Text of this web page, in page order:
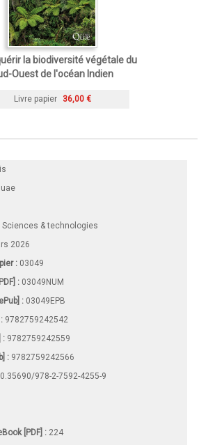
la biodiversité végétale du
Ouest de l'océan Indien
Livre papier 36,00 €
Sciences & technologies
2026
: 03049
: 03049NUM
: 03049EPB
9782759242542
: 9782759242559
: 9782759242566
978-2-7592-4255-9
[PDF] : 224